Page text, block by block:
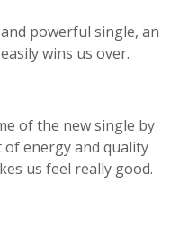
powerful single, an
wins us over.
of the new single by
energy and quality
us feel really good.